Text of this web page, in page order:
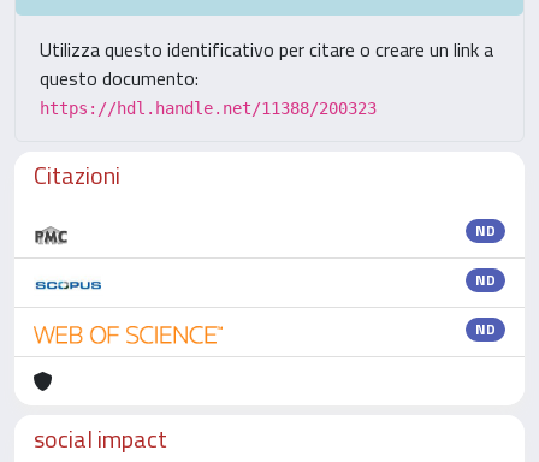
Utilizza questo identificativo per citare o creare un link a
questo documento:
https://hdl.handle.net/11388/200323
Citazioni
ND
ND
ND
social impact